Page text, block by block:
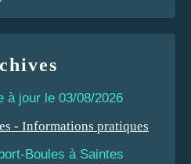
à jour le 03/08/2026
Boules à Saintes